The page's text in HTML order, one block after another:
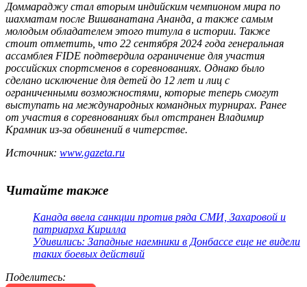
Доммараджу стал вторым индийским чемпионом мира по
шахматам после Вишванатана Ананда, а также самым
молодым обладателем этого титула в истории. Также
стоит отметить, что 22 сентября 2024 года генеральная
ассамблея FIDE подтвердила ограничение для участия
российских спортсменов в соревнованиях. Однако было
сделано исключение для детей до 12 лет и лиц с
ограниченными возможностями, которые теперь смогут
выступать на международных командных турнирах. Ранее
от участия в соревнованиях был отстранен Владимир
Крамник из-за обвинений в читерстве.
Источник: www.gazeta.ru
Читайте также
Канада ввела санкции против ряда СМИ, Захаровой и
патриарха Кирилла
Удивились: Западные наемники в Донбассе еще не видели
таких боевых действий
Поделитесь: